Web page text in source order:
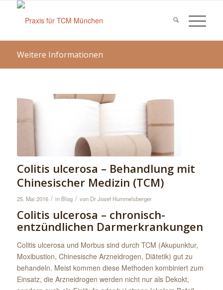
Weitere Informationen
Colitis ulcerosa – Behandlung mit
Chinesischer Medizin (TCM)
25. Mai 2016 / in Blog / von Dr Josef Hummelsberger
Colitis ulcerosa – chronisch-
entzündlichen Darmerkrankungen
Colitis ulcerosa und Morbus sind durch TCM (Akupunktur,
Moxibustion, Chinesische Arzneidrogen, Diätetik) gut zu
behandeln. Meist kommen diese Methoden kombiniert zum
Einsatz, die Arzneidrogen werden nicht nur als Dekokt,